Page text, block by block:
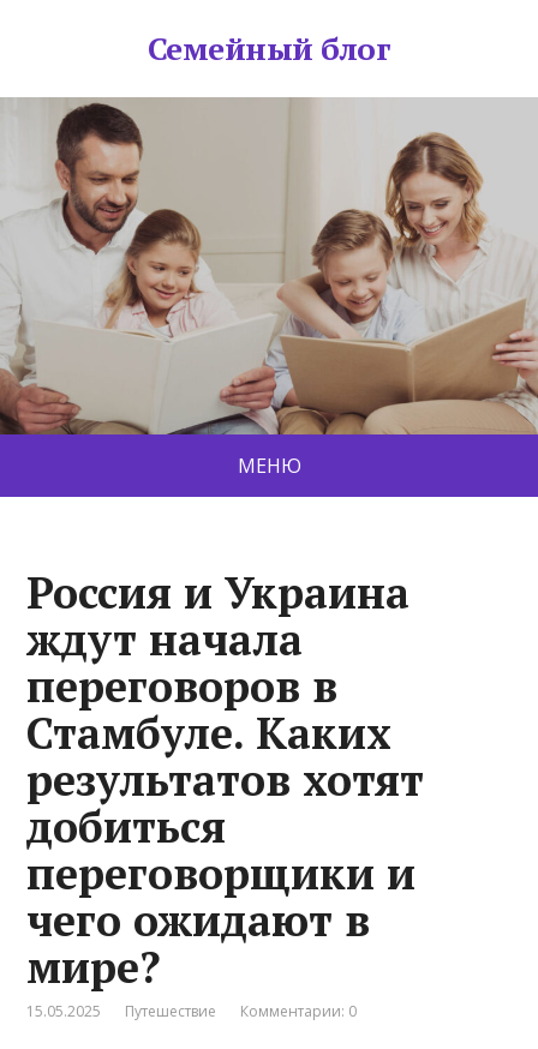
Семейный блог
МЕНЮ
Россия и Украина
ждут начала
переговоров в
Стамбуле. Каких
результатов хотят
добиться
переговорщики и
чего ожидают в
мире?
15.05.2025 Путешествие Комментарии: 0